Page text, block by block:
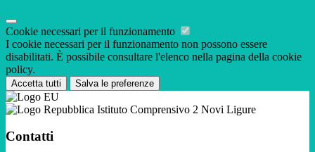
Cookie necessari per il funzionamento
I cookie necessari per il funzionamento non possono essere
disabilitati. È possibile consultare l'elenco nella pagina della cookie
policy.
Accetta tutti Salva le preferenze
Istituto Comprensivo 2 Novi Ligure
Contatti